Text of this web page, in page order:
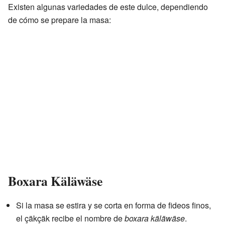
Existen algunas variedades de este dulce, dependiendo
de cómo se prepare la masa:
Boxara Käläwäse
Si la masa se estira y se corta en forma de fideos finos,
el çäkçäk recibe el nombre deboxara käläwäse.